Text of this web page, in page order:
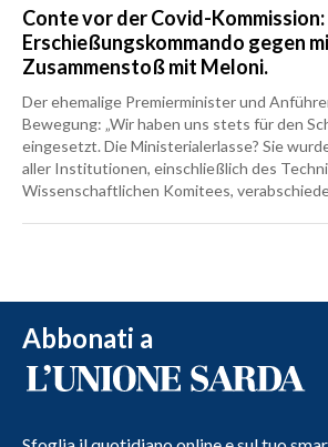
Conte vor der Covid-Kommission:
Erschießungskommando gegen
Zusammenstoß mit Meloni.
Der ehemalige Premierminister und
Bewegung: „Wir haben uns stets für den
eingesetzt. Die Ministerialerlasse? Sie
aller Institutionen, einschließlich des
Wissenschaftlichen Komitees,
Abbonati a